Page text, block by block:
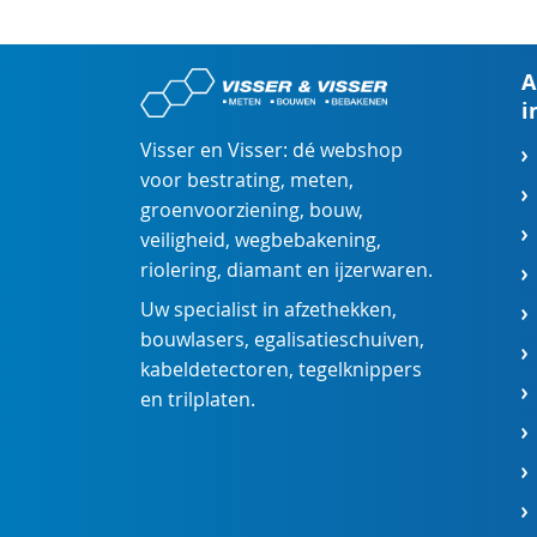
Visser en Visser: dé webshop
voor bestrating, meten,
groenvoorziening, bouw,
veiligheid, wegbebakening,
riolering, diamant en ijzerwaren.
Uw specialist in afzethekken,
bouwlasers, egalisatieschuiven,
kabeldetectoren, tegelknippers
en trilplaten.